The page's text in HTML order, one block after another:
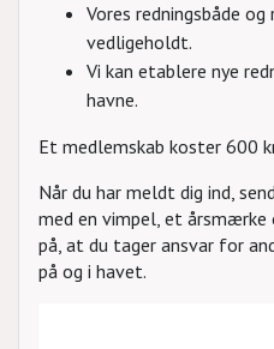
Vores redningsbåde
vedligeholdt.
Vi kan etablere nye
havne.
Et medlemskab koster 600
Når du har meldt dig ind,
med en vimpel, et
på, at du tager ansvar for
på og i havet.